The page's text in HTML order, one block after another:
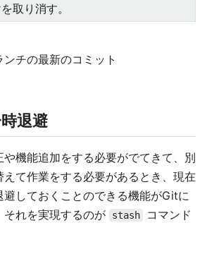
取り消す。
チの最新のコミット
退避
機能追加をする必要がでてきて、別
て作業をする必要があるとき、現在
しておくことのできる機能がGitに
れを実現するのが
stash
コマンド